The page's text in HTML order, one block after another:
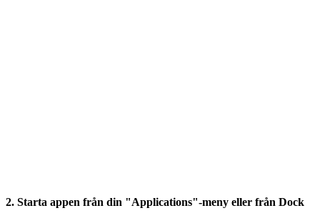
2. Starta appen från din "Applications"-meny eller från Dock